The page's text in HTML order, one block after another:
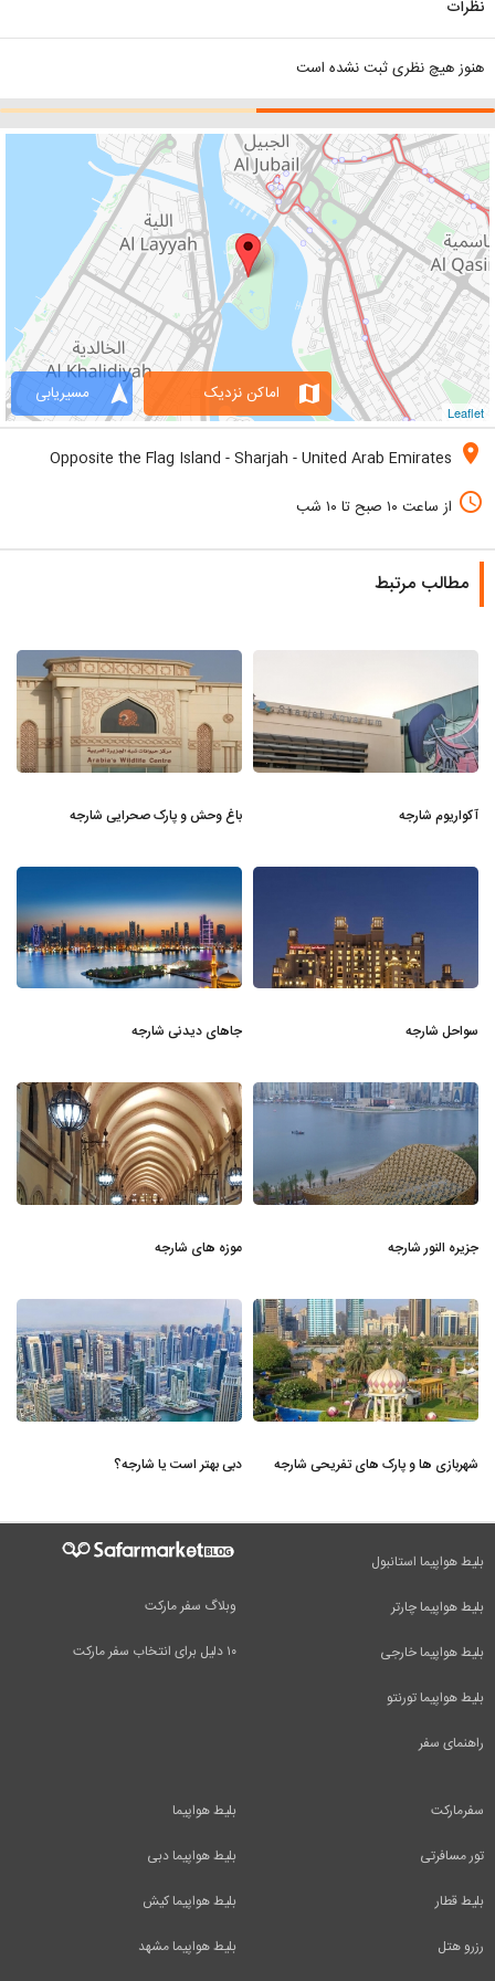
نظرات
هنوز هیچ نظری ثبت نشده است
Leaflet
navigation مسیریابی map اماکن نزدیک
location_on
Opposite the Flag Island - Sharjah - United Arab Emirates
access_time از ساعت ۱۰ صبح تا ۱۰ شب
مطالب مرتبط
آکواریوم شارجه باغ وحش و پارک صحرایی شارجه
سواحل شارجه جاهای دیدنی شارجه
جزیره النور شارجه موزه های شارجه
شهربازی ها و پارک های تفریحی شارجه دبی بهتر است یا شارجه؟
وبلاگ سفر مارکت
۱۰ دلیل برای انتخاب سفر مارکت
بلیط هواپیما استانبول
بلیط هواپیما چارتر
بلیط هواپیما خارجی
بلیط هواپیما تورنتو
راهنمای سفر
بلیط هواپیما
بلیط هواپیما دبی
بلیط هواپیما کیش
بلیط هواپیما مشهد
سفرمارکت
تور مسافرتی
بلیط قطار
رزرو هتل